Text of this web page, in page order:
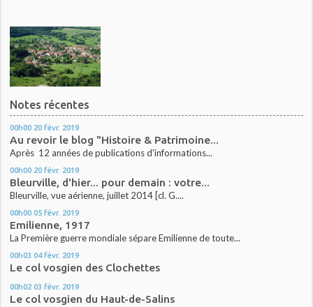
Notes récentes
00h00 20 févr. 2019
Au revoir le blog "Histoire & Patrimoine...
Après 12 années de publications d'informations...
00h00 20 févr. 2019
Bleurville, d'hier... pour demain : votre...
Bleurville, vue aérienne, juillet 2014 [cl. G....
00h00 05 févr. 2019
Emilienne, 1917
La Première guerre mondiale sépare Emilienne de toute...
00h03 04 févr. 2019
Le col vosgien des Clochettes
00h02 03 févr. 2019
Le col vosgien du Haut-de-Salins